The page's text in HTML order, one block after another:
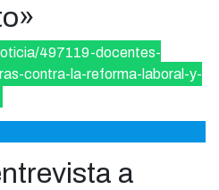
497119-docentes-
contra-la-reforma-laboral-y-
a